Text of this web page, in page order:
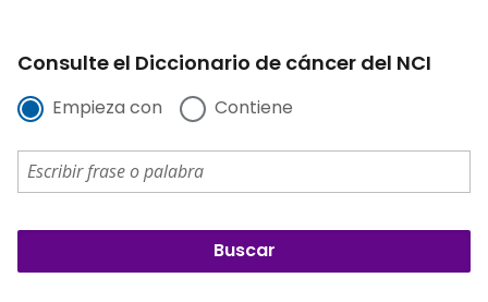
Consulte el Diccionario de cáncer del NCI
Empieza con Contiene